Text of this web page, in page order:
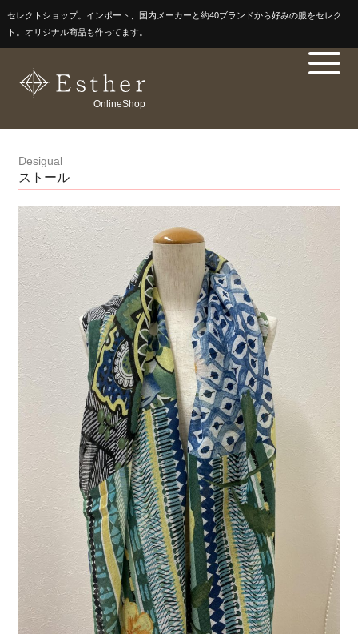
セレクトショップ。インポート、国内メーカーと約40ブランドから好みの服をセレク
ト。オリジナル商品も作ってます。
OnlineShop
Desigual
ストール